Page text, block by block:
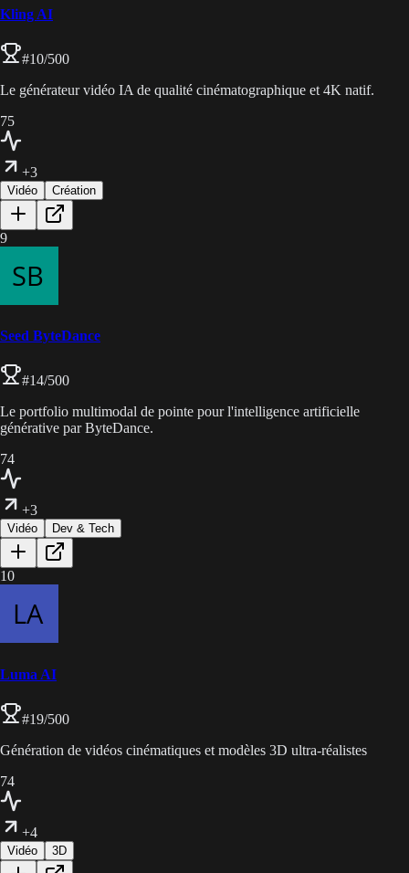
Kling AI
#10/500
Le générateur vidéo IA de qualité cinématographique et 4K natif.
75
+3
Vidéo Création
9
Seed ByteDance
#14/500
Le portfolio multimodal de pointe pour l'intelligence artificielle
générative par ByteDance.
74
+3
Vidéo Dev & Tech
10
Luma AI
#19/500
Génération de vidéos cinématiques et modèles 3D ultra-réalistes
74
+4
Vidéo 3D